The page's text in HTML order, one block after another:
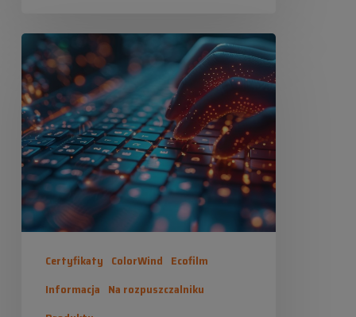
Industrias Químicas Iris
2024-07-08
Nowe
sekcje
internetowe
Certyfikaty ColorWind Ecofilm
Informacja Na rozpuszczalniku